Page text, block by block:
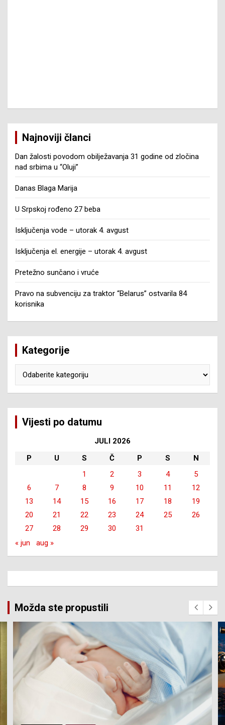
Najnoviji članci
Dan žalosti povodom obilježavanja 31 godine od zločina
nad srbima u “Oluji”
Danas Blaga Marija
U Srpskoj rođeno 27 beba
Isključenja vode – utorak 4. avgust
Isključenja el. energije – utorak 4. avgust
Pretežno sunčano i vruće
Pravo na subvenciju za traktor “Belarus” ostvarila 84
korisnika
Kategorije
Vijesti po datumu
JULI 2026
P
U S Č P S
N
1
2 3 4
5
6
7 8 9 10 11
12
13
14 15 16 17 18
19
20
21 22 23 24 25
26
27
28 29 30
31
« jun
aug »
Možda ste propustili